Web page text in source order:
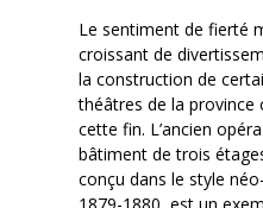
Le sentiment de fierté
croissant de
la construction de
théâtres de la province
cette fin. L’ancien
bâtiment de trois
conçu dans le style